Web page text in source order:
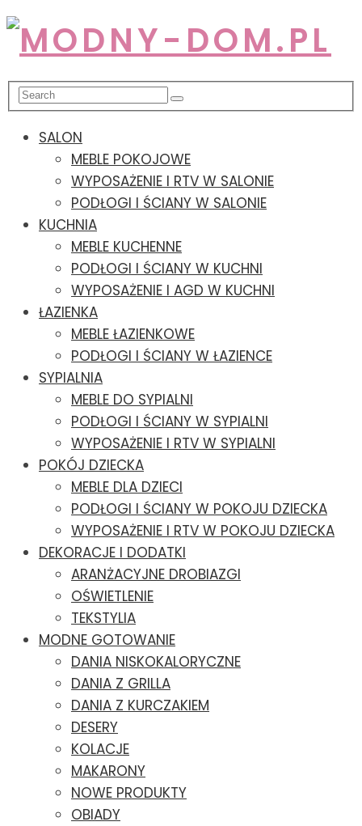
SALON
MEBLE POKOJOWE
WYPOSAŻENIE I RTV W SALONIE
PODŁOGI I ŚCIANY W SALONIE
KUCHNIA
MEBLE KUCHENNE
PODŁOGI I ŚCIANY W KUCHNI
WYPOSAŻENIE I AGD W KUCHNI
ŁAZIENKA
MEBLE ŁAZIENKOWE
PODŁOGI I ŚCIANY W ŁAZIENCE
SYPIALNIA
MEBLE DO SYPIALNI
PODŁOGI I ŚCIANY W SYPIALNI
WYPOSAŻENIE I RTV W SYPIALNI
POKÓJ DZIECKA
MEBLE DLA DZIECI
PODŁOGI I ŚCIANY W POKOJU DZIECKA
WYPOSAŻENIE I RTV W POKOJU DZIECKA
DEKORACJE I DODATKI
ARANŻACYJNE DROBIAZGI
OŚWIETLENIE
TEKSTYLIA
MODNE GOTOWANIE
DANIA NISKOKALORYCZNE
DANIA Z GRILLA
DANIA Z KURCZAKIEM
DESERY
KOLACJE
MAKARONY
NOWE PRODUKTY
OBIADY